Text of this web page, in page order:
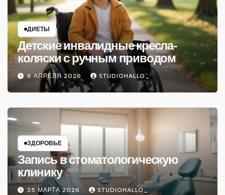
ДИЕТЫ
Детские инвалидные кресла-
коляски с ручным приводом
6 АПРЕЛЯ 2026 STUDIOHALLO_
ЗДОРОВЬЕ
Запись в стоматологическую
клинику
25 МАРТА 2026 STUDIOHALLO_